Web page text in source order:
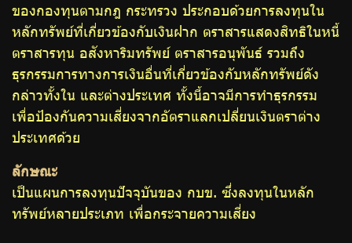
ของกองทุนตามกฎ กระทรวง ประกอบด้วยการลงทุนใน
หลักทรัพย์ที่เกี่ยวข้องกับเงินฝาก ตราสารแสดงสิทธิในหนี้
ตราสารทุน อสังหาริมทรัพย์ ตราสารอนุพันธ์ รวมถึง
ธุรกรรมการทางการเงินอื่นที่เกี่ยวข้องกับหลักทรัพย์ดัง
กล่าวทั้งใน และต่างประเทศ ทั้งนี้อาจมีการทำธุรกรรม
เพื่อป้องกันความเสี่ยงจากอัตราแลกเปลี่ยนเงินตราต่าง
ประเทศด้วย
ลักษณะ
เป็นแผนการลงทุนปัจจุบันของ กบข. ซึ่งลงทุนในหลัก
ทรัพย์หลายประเภท เพื่อกระจายความเสี่ยง